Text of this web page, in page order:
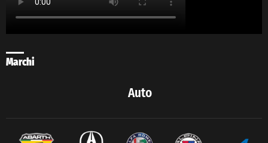
Marchi
Auto